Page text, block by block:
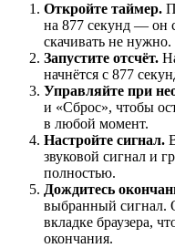
НАСТРОЙКИ
Откройте таймер.
на 877 секунд — он
скачивать не нужно.
Запустите отсчёт.
начнётся с 877
Управляйте при
и «Сброс», чтобы
в любой момент.
Настройте сигнал.
звуковой сигнал и
полностью.
Дождитесь
выбранный сигнал.
вкладке браузера,
окончания.